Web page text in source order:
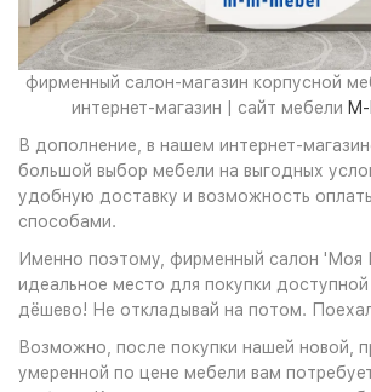
фирменный салон-магазин корпусной
интернет-магазин | сайт мебели M-
В дополнение, в нашем интернет-
большой выбор мебели на выгодных
удобную доставку и возможность
способами.
Именно поэтому, фирменный салон 'Моя
идеальное место для покупки
дёшево! Не откладывай на потом.
Возможно, после покупки нашей новой,
умеренной по цене мебели вам